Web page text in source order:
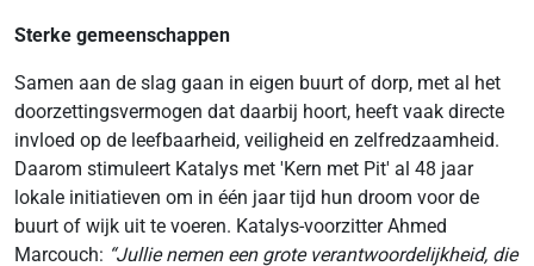
Sterke gemeenschappen
Samen aan de slag gaan in eigen buurt of dorp, met al het
doorzettingsvermogen dat daarbij hoort, heeft vaak directe
invloed op de leefbaarheid, veiligheid en zelfredzaamheid.
Daarom stimuleert Katalys met 'Kern met Pit' al 48 jaar
lokale initiatieven om in één jaar tijd hun droom voor de
buurt of wijk uit te voeren. Katalys-voorzitter Ahmed
Marcouch: “Jullie nemen een grote verantwoordelijkheid, die